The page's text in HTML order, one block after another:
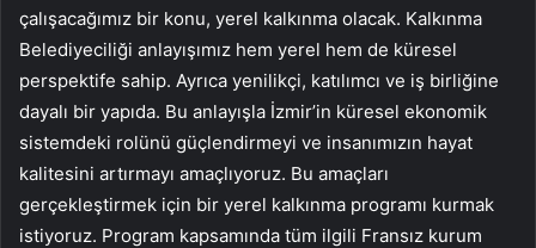
çalışacağımız bir konu, yerel kalkınma olacak. Kalkınma
Belediyeciliği anlayışımız hem yerel hem de küresel
perspektife sahip. Ayrıca yenilikçi, katılımcı ve iş birliğine
dayalı bir yapıda. Bu anlayışla İzmir’in küresel ekonomik
sistemdeki rolünü güçlendirmeyi ve insanımızın hayat
kalitesini artırmayı amaçlıyoruz. Bu amaçları
gerçekleştirmek için bir yerel kalkınma programı kurmak
istiyoruz. Program kapsamında tüm ilgili Fransız kurum